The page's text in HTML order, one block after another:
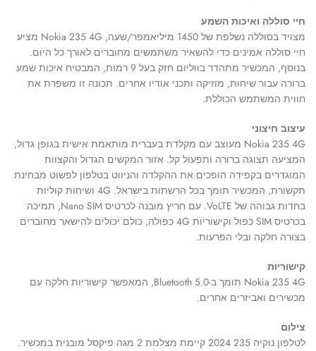
חיי סוללה ואיכות השמע
מצויד בסוללה נשלפת של 1450 מיליאמפר/שעה, Nokia 235 4G מציע
חיי סוללה אמינים כדי להשאיר משתמשים מחוברים לאורך כל היום.
בנוסף, המכשיר מתהדר בווליום חזק בעל 9 רמות, המבטיח איכות שמע
ברורה עבור שיחות, מוזיקה ותכני אודיו אחרים. תכונה זו משפרת את
חווית המשתמש הכוללת.
עיצוב חיצוני
Nokia 235 4G מעוצב עם מקלדת בעברית מותאמת אישית בגופן גדול,
המציעה תצוגה ברורה ותפעול קל. אזור המקשים הגדול והקצוות
המוגדרים בקפידה הופכים את ההקלדה והניווט בטלפון לפשוט מבחינת
תקשורת, המכשיר תומך בכל הרשתות בישראל. 4G ושיחות קוליות
בחדות גבוהה של VoLTE. עם חריץ מובנה לכרטיס Nano SIM, תמיכה
בכרטיס SIM כפול וקישוריות 4G כפולה, כולם יכולים להישאר מחוברים
בצורה חלקה ובלי הפרעות.
קישוריות
Nokia 235 4G תומך ב-Bluetooth 5.0, המאפשר קישוריות חלקה עם
מכשירים ואביזרים אחרים.
צילום
לטלפון נוקיה 235 2024 קיימת מצלמת 2 מגה פיקסל מובנית במכשיר.